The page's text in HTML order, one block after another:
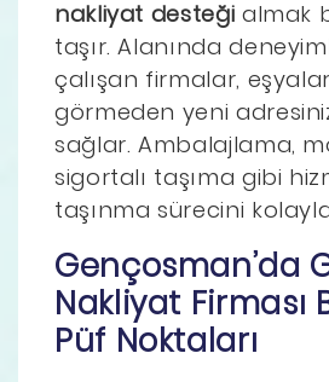
nakliyat desteği almak
taşır. Alanında
çalışan firmalar,
görmeden yeni
sağlar. Ambalajlama,
sigortalı taşıma gibi
taşınma sürecini
Gençosman’da
Nakliyat Firması
Püf Noktaları